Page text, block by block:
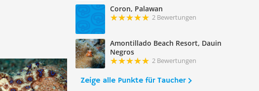
Coron, Palawan
2 Bewertungen
Amontillado Beach Resort, Dauin
Negros
2 Bewertungen
Zeige alle Punkte für Taucher